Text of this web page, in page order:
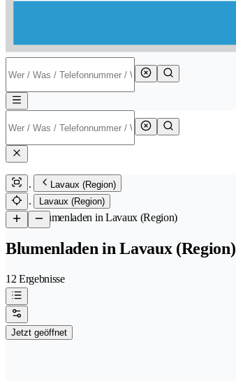
Lavaux (Region)
Lavaux (Region)
/Blumenladen in Lavaux (Region)
Blumenladen in Lavaux (Region)
12 Ergebnisse
Jetzt geöffnet